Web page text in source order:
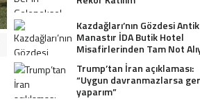
Kazdağları’nın Gözdesi Antik
Manastır İDA Butik Hotel
Misafirlerinden Tam Not
Trump’tan İran açıklaması:
“Uygun davranmazlarsa
yaparım”